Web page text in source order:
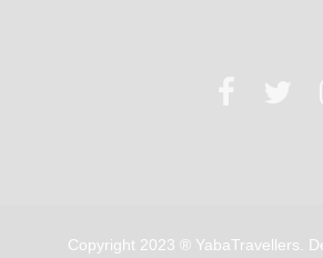
Copyright 2023 ® YabaTravellers.